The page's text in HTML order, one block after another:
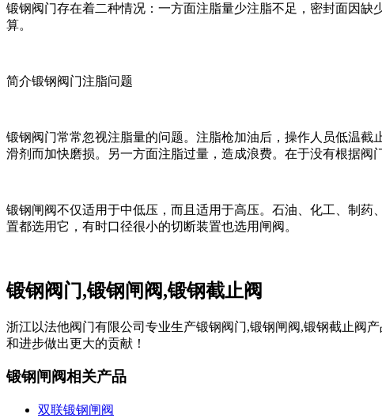
锻钢阀门存在着二种情况：一方面注脂量少注脂不足，密封面因
算。
简介锻钢阀门注脂问题
锻钢阀门常常忽视注脂量的问题。注脂枪加油后，操作人员低温
滑剂而加快磨损。另一方面注脂过量，造成浪费。在于没有根据阀
锻钢闸阀不仅适用于中低压，而且适用于高压。石油、化工、制
置都选用它，有时口径很小的切断装置也选用闸阀。
锻钢阀门,锻钢闸阀,锻钢截止阀
浙江以法他阀门有限公司专业生产锻钢阀门,锻钢闸阀,锻钢截止阀
和进步做出更大的贡献！
锻钢闸阀相关产品
双联锻钢闸阀